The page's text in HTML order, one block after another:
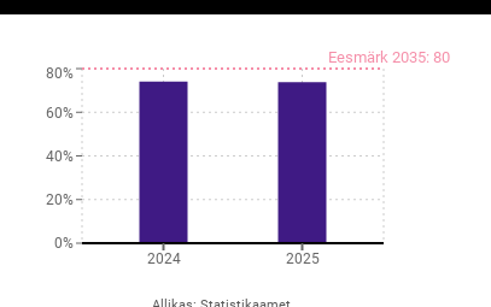
Eesmärk 2035: 80
0%
20%
40%
60%
80%
2024 2025